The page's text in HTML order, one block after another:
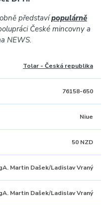
představípopulárně
České mincovny a
NEWS.
Tolar - Česká republika
76158-650
Niue
50 NZD
Martin Dašek/Ladislav Vraný
Martin Dašek/Ladislav Vraný